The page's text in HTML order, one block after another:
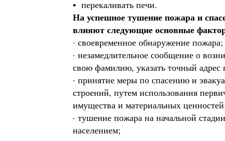
• перекаливать печи.
На успешное тушение пожара и
влияют следующие основные
· своевременное обнаружение пожара;
· незамедлительное сообщение о
свою фамилию, указать точный адрес
· принятие меры по спасению и
строений, путем использования
имущества и материальных
· тушение пожара на начальной
населением;